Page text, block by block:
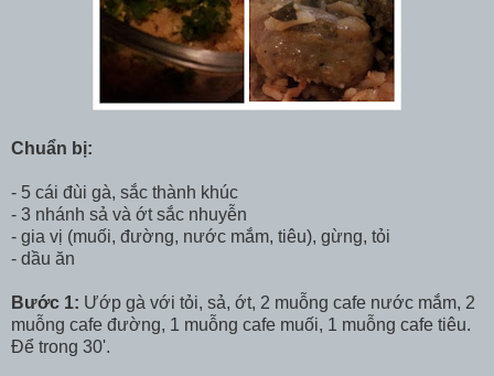
Chuẩn bị:
- 5 cái đùi gà, sắc thành khúc
- 3 nhánh sả và ớt sắc nhuyễn
- gia vị (muối, đường, nước mắm, tiêu), gừng, tỏi
- dầu ăn
Bước 1: Ướp gà với tỏi, sả, ớt, 2 muỗng cafe nước mắm, 2
muỗng cafe đường, 1 muỗng cafe muối, 1 muỗng cafe tiêu.
Để trong 30'.